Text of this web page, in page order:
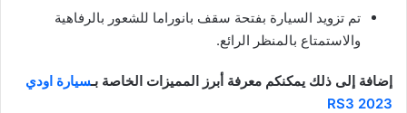
تم تزويد السيارة بفتحة سقف بانوراما للشعور بالرفاهية
والاستمتاع بالمنظر الرائع.
إضافة إلى ذلك يمكنكم معرفة أبرز المميزات الخاصة بـسيارة اودي
RS3 2023